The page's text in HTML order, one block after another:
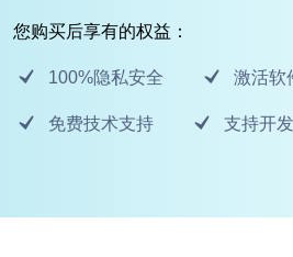
您购买后享有的权益：
100%隐私安全 激活软
免费技术支持 支持开